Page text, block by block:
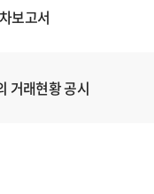
보고서
거래현황 공시